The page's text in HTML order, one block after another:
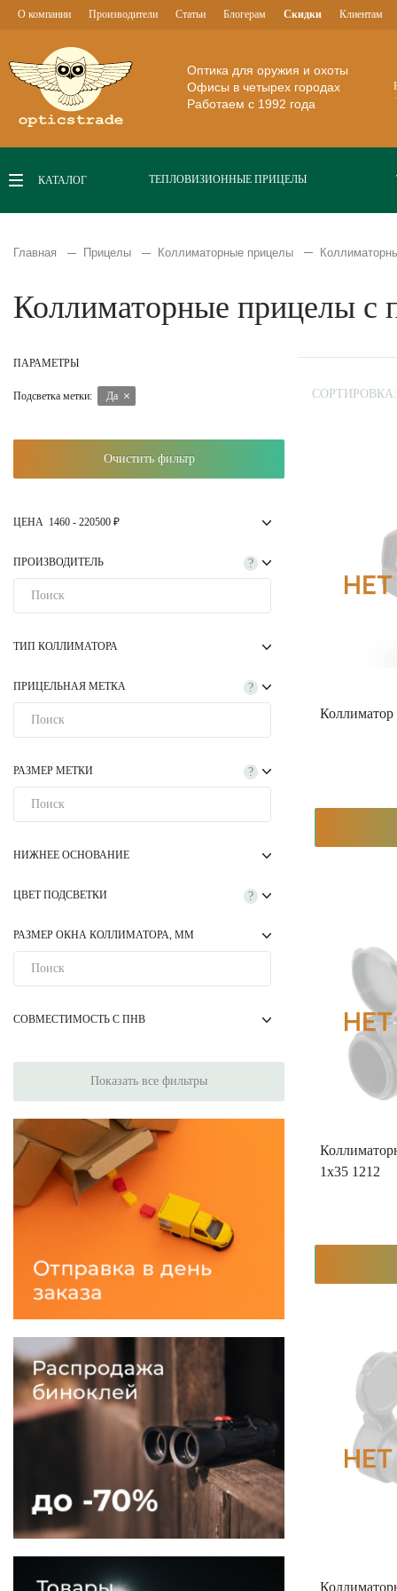
Оптика для оружия и охоты
Офисы в четырех городах
Работаем с 1992 года
О компании Производители Статьи Блогерам Скидки Клиентам
КАТАЛОГ ТЕПЛОВИЗИОННЫЕ ПРИЦЕЛЫ
Главная Прицелы Коллиматорные прицелы
Коллиматорные прицелы с
ПАРАМЕТРЫ
Подсветка метки: Да
Очистить фильтр
ЦЕНА 1460 - 220500 ₽
?
ПРОИЗВОДИТЕЛЬ
ТИП КОЛЛИМАТОРА
?
ПРИЦЕЛЬНАЯ МЕТКА
?
РАЗМЕР МЕТКИ
НИЖНЕЕ ОСНОВАНИЕ
?
ЦВЕТ ПОДСВЕТКИ
РАЗМЕР ОКНА КОЛЛИМАТОРА, ММ
СОВМЕСТИМОСТЬ С ПНВ
Показать все фильтры
СОРТИРОВКА:
Коллиматор
1x35 1212